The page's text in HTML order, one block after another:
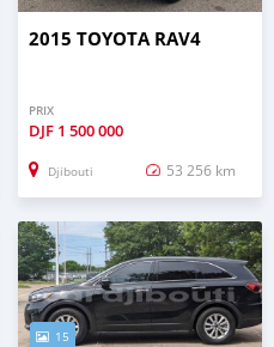
2015 TOYOTA RAV4
PRIX
DJF 1 500 000
Djibouti 53 256 km
15